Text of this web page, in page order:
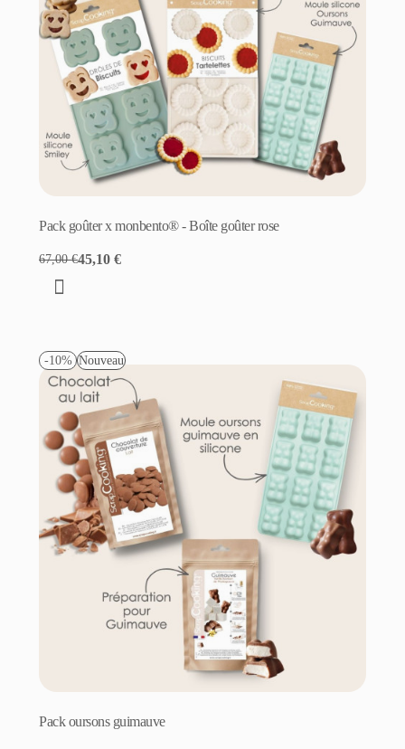
Pack goûter x monbento® - Boîte goûter rose
67,00 €45,10 €
-10% Nouveau
Pack oursons guimauve